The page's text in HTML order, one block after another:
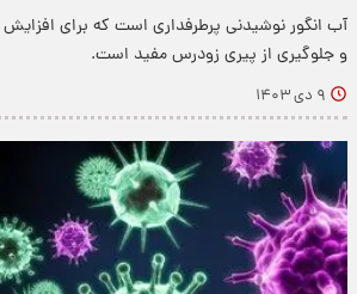
آب انگور نوشیدنی‌ پرطرفداری است که برای
و جلوگیری از پیری زودرس مفید است.
۹ دی ۱۴۰۳